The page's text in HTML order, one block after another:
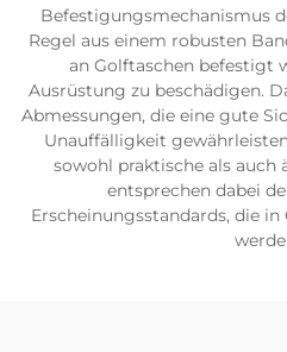
Befestigungsmechanismus
Regel aus einem robusten
an Golftaschen befestigt
Ausrüstung zu beschädigen.
Abmessungen, die eine gute
Unauffälligkeit
sowohl praktische als auch
entsprechen dabei
Erscheinungsstandards, die